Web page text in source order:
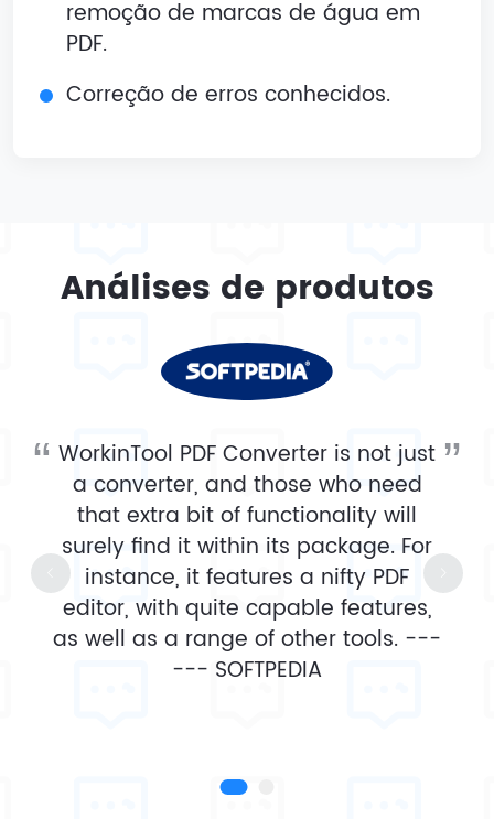
remoção de marcas de água em
PDF.
Correção de erros conhecidos.
Análises de produtos
WorkinTool PDF Converter is not just
a converter, and those who need
that extra bit of functionality will
surely find it within its package. For
instance, it features a nifty PDF
editor, with quite capable features,
as well as a range of other tools. ---
--- SOFTPEDIA